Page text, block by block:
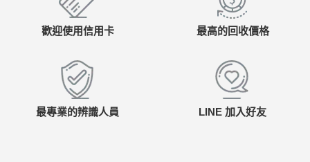
歡迎使用信用卡 最高的回收價格
最專業的辨識人員 LINE 加入好友